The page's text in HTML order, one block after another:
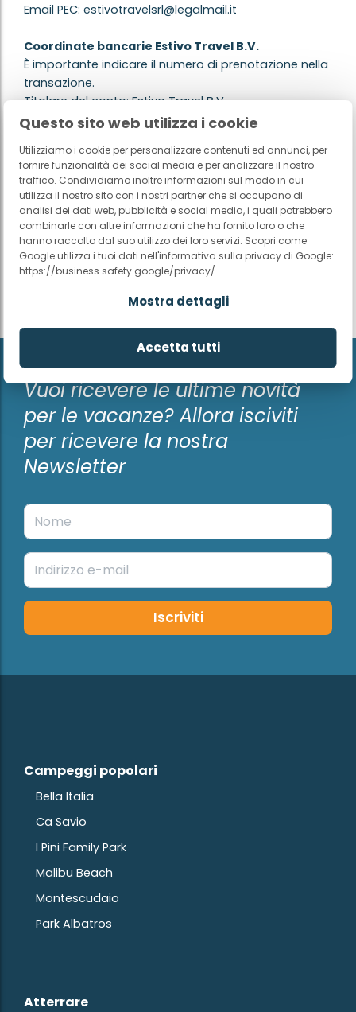
Questo sito web utilizza i cookie
Utilizziamo i cookie per personalizzare contenuti ed annunci, per
fornire funzionalità dei social media e per analizzare il nostro
traffico. Condividiamo inoltre informazioni sul modo in cui
utilizza il nostro sito con i nostri partner che si occupano di
analisi dei dati web, pubblicità e social media, i quali potrebbero
combinarle con altre informazioni che ha fornito loro o che
hanno raccolto dal suo utilizzo dei loro servizi. Scopri come
Google utilizza i tuoi dati nell'informativa sulla privacy di Google:
https://business.safety.google/privacy/
Mostra dettagli
Accetta tutti
Email PEC: estivotravelsrl@legalmail.it
Coordinate bancarie Estivo Travel B.V.
È importante indicare il numero di prenotazione nella
transazione.
Titolare del conto: Estivo Travel B.V.
IBAN: NL62 ABNA 0138 0009 56
Banca: ABN AMRO
Seguiteci sui social media
Facebook
Instagram
E-mail
Telefoon
Vuoi ricevere le ultime novità
per le vacanze? Allora isciviti
per ricevere la nostra
Newsletter
Iscriviti
Campeggi popolari
Bella Italia
Ca Savio
I Pini Family Park
Malibu Beach
Montescudaio
Park Albatros
Atterrare